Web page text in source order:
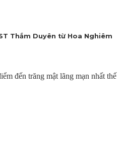
Thắm Duyên từ Hoa Nghiêm